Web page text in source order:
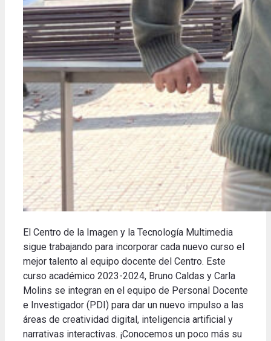
El Centro de la Imagen y la Tecnología Multimedia
sigue trabajando para incorporar cada nuevo curso el
mejor talento al equipo docente del Centro. Este
curso académico 2023-2024, Bruno Caldas y Carla
Molins se integran en el equipo de Personal Docente
e Investigador (PDI) para dar un nuevo impulso a las
áreas de creatividad digital, inteligencia artificial y
narrativas interactivas. ¡Conocemos un poco más su